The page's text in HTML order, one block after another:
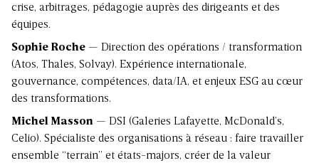
crise, arbitrages, pédagogie auprès des dirigeants et des
équipes.
Sophie Roche — Direction des opérations / transformation
(Atos, Thales, Solvay). Expérience internationale,
gouvernance, compétences, data/IA, et enjeux ESG au cœur
des transformations.
Michel Masson — DSI (Galeries Lafayette, McDonald’s,
Celio). Spécialiste des organisations à réseau : faire travailler
ensemble “terrain” et états-majors, créer de la valeur